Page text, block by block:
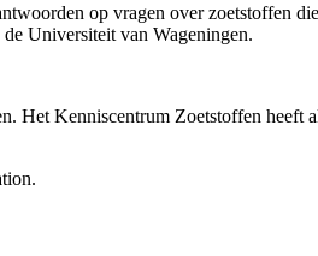
op vragen over zoetstoffen
Universiteit van Wageningen.
Het Kenniscentrum Zoetstoffen